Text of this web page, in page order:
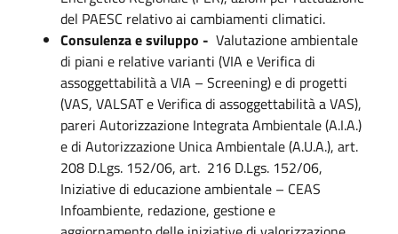
del PAESC relativo ai cambiamenti climatici.
Consulenza e sviluppo - Valutazione ambientale
di piani e relative varianti (VIA e Verifica di
assoggettabilità a VIA – Screening) e di progetti
(VAS, VALSAT e Verifica di assoggettabilità a VAS),
pareri Autorizzazione Integrata Ambientale (A.I.A.)
e di Autorizzazione Unica Ambientale (A.U.A.), art.
208 D.Lgs. 152/06, art. 216 D.Lgs. 152/06,
Iniziative di educazione ambientale – CEAS
Infoambiente, redazione, gestione e